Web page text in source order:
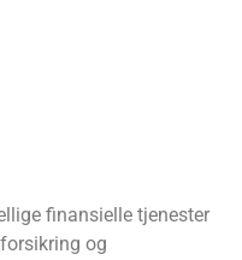
finansielle tjenester
og